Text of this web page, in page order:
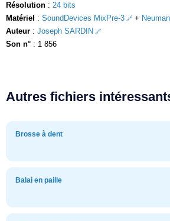
Résolution : 24 bits
Matériel : SoundDevices MixPre-3 +
Auteur : Joseph SARDIN
Son n° : 1 856
Autres fichiers
Brosse à dent
Balai en paille